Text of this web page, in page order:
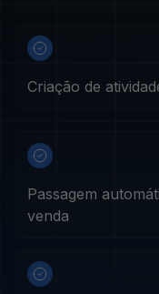
Criação de
Passagem
venda